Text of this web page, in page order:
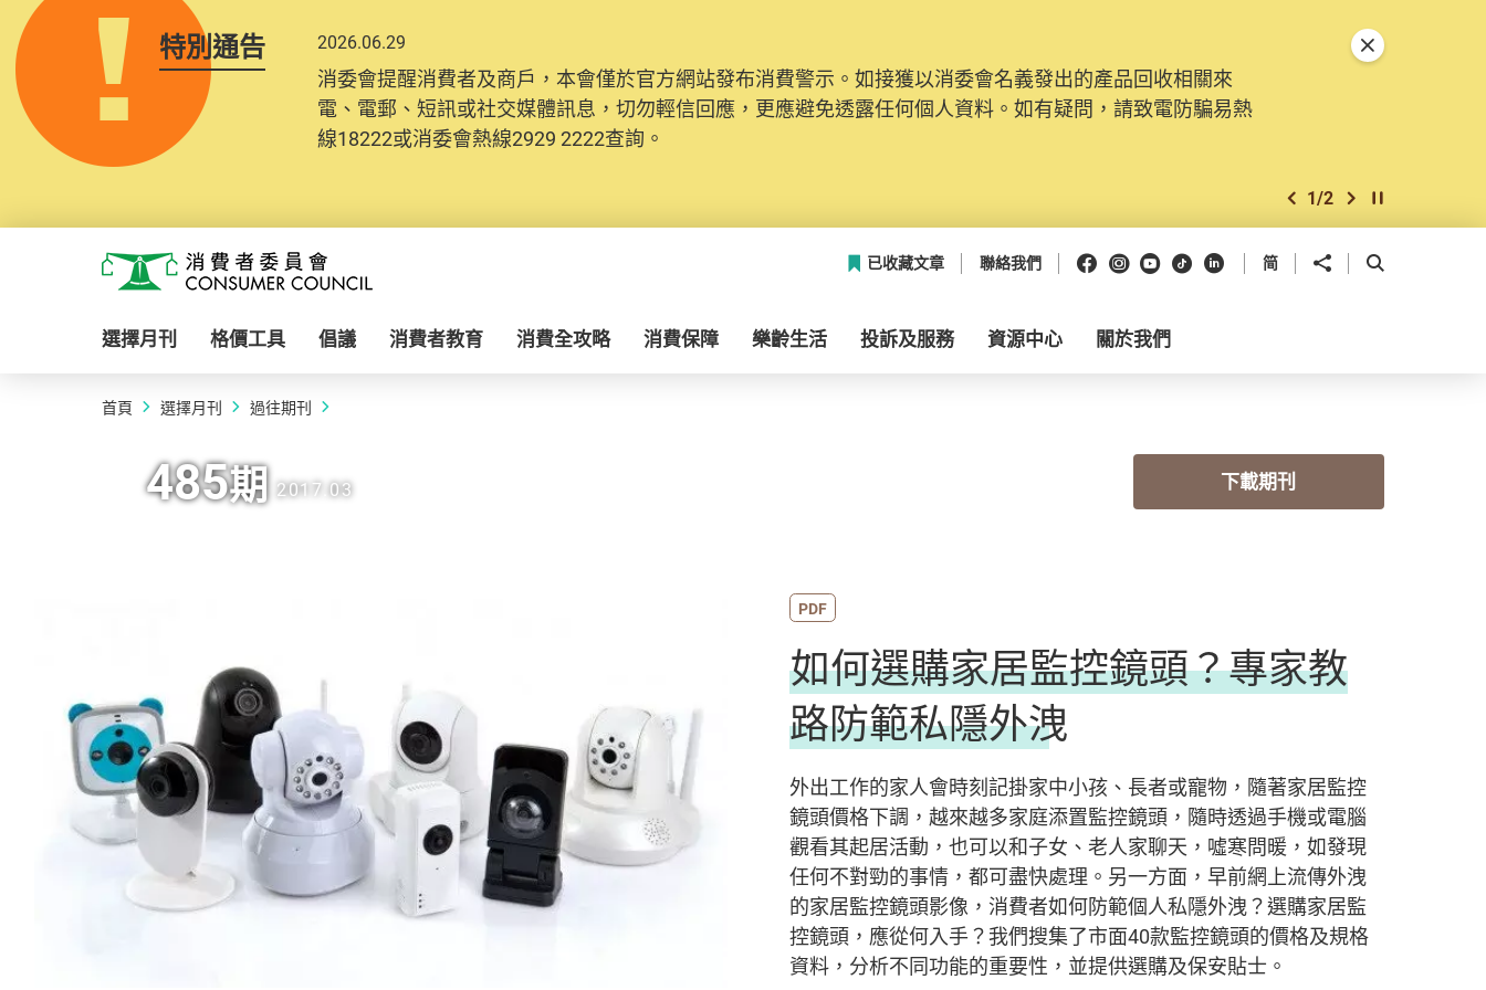
特別通告 2026.06.29
消委會提醒消費者及商戶，本會僅於官方網站發布消費警示。如接獲以消委會名義發出的產品回收相關來
電、電郵、短訊或社交媒體訊息，切勿輕信回應，更應避免透露任何個人資料。如有疑問，請致電防騙易熱
線18222或消委會熱線2929 2222查詢。
上一個
1/2 下一個開始/暫停幻燈
關閉特別通告
消費者委員會
已收藏文章 聯絡我們 Facebook
Instagram
Youtube
抖音領英 简 分享到 開啟搜尋框
選擇月刊 格價工具 倡議 消費者教育 消費全攻略 消費保障 樂齡生活 投訴及服務 資源中心 關於我們
首頁 選擇月刊 過往期刊
485期 2017.03 下載期刊
PDF
如何選購家居監控鏡頭？專家教
路防範私隱外洩
外出工作的家人會時刻記掛家中小孩、長者或寵物，隨著家居監控
鏡頭價格下調，越來越多家庭添置監控鏡頭，隨時透過手機或電腦
觀看其起居活動，也可以和子女、老人家聊天，噓寒問暖，如發現
任何不對勁的事情，都可盡快處理。另一方面，早前網上流傳外洩
的家居監控鏡頭影像，消費者如何防範個人私隱外洩？選購家居監
控鏡頭，應從何入手？我們搜集了市面40款監控鏡頭的價格及規格
資料，分析不同功能的重要性，並提供選購及保安貼士。